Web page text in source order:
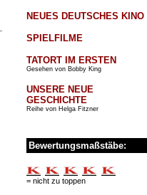
NEUES DEUTSCHES KINO
SPIELFILME
TATORT IM ERSTEN
Gesehen von Bobby King
UNSERE NEUE
GESCHICHTE
Reihe von Helga Fitzner
Bewertungsmaßstäbe:
= nicht zu toppen